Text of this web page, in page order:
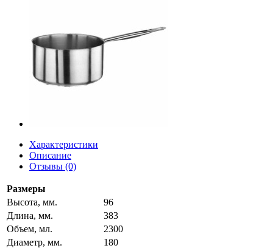
Характеристики
Описание
Отзывы (0)
Размеры
Высота, мм.
96
Длина, мм.
383
Объем, мл.
2300
Диаметр, мм.
180